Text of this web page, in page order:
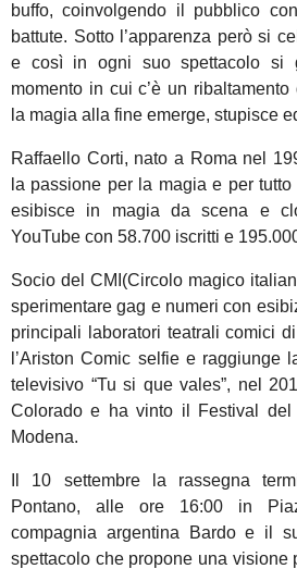
buffo, coinvolgendo il pubblico
battute. Sotto l’apparenza però si
e così in ogni suo spettacolo si
momento in cui c’è un
la magia alla fine emerge, stupisce
Raffaello Corti, nato a Roma nel
la passione per la magia e per
esibisce in magia da scena e
YouTube con 58.700 iscritti e
Socio del CMI(Circolo magico
sperimentare gag e numeri con
principali laboratori teatrali comici
l’Ariston Comic selfie e raggiunge
televisivo “Tu si que vales”, nel
Colorado e ha vinto il Festival del
Modena.
Il 10 settembre la rassegna
Pontano, alle ore 16:00 in
compagnia argentina Bardo e il
spettacolo che propone una visione